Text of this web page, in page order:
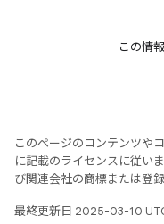
この情
このページのコンテンツや
に記載のライセンスに従い
び関連会社の商標または登録
最終更新日 2025-03-10 UTC